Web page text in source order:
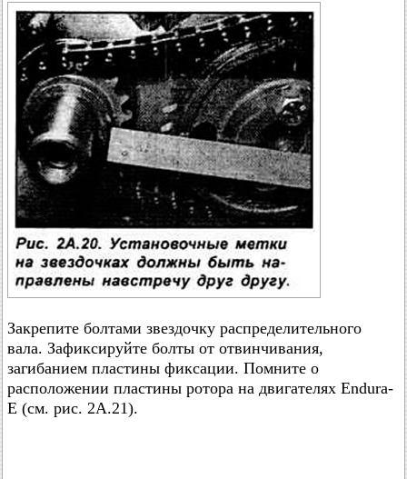
Закрепите болтами звездочку распределительного
вала. Зафиксируйте болты от отвинчивания,
загибанием пластины фиксации. Помните о
расположении пластины ротора на двигателях Endura-
E (см. рис. 2А.21).